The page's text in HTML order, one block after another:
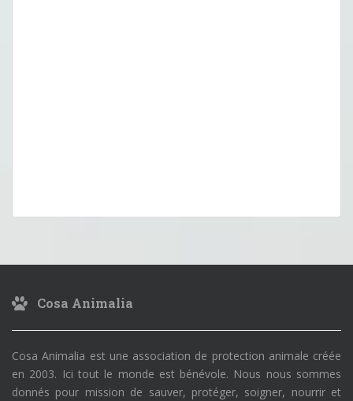
Cosa Animalia
Cosa Animalia est une association de protection animale créée
en 2003. Ici tout le monde est bénévole. Nous nous sommes
donnés pour mission de sauver, protéger, soigner, nourrir et